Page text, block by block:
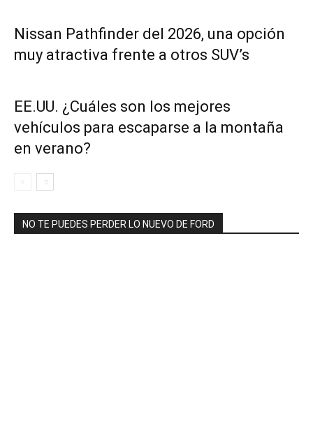
Nissan Pathfinder del 2026, una opción
muy atractiva frente a otros SUV’s
EE.UU. ¿Cuáles son los mejores
vehículos para escaparse a la montaña
en verano?
NO TE PUEDES PERDER LO NUEVO DE FORD